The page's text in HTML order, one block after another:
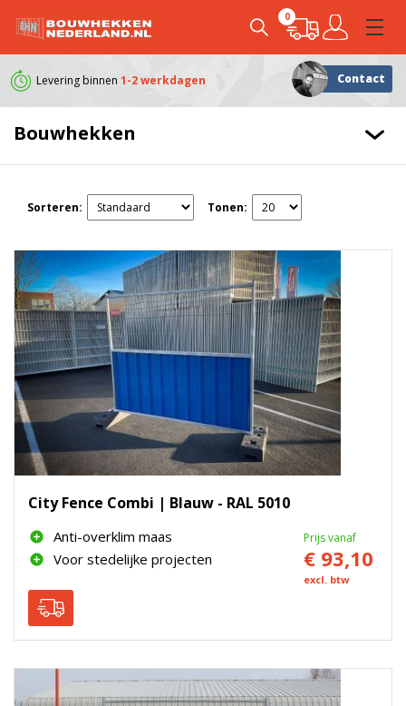
0
Levering binnen1-2 werkdagen Klanten geven ons
Contact
Sorteren: Tonen:
City Fence Combi | Blauw - RAL 5010
Prijs vanaf
€ 93,10
excl. btw
Anti-overklim maas
Voor stedelijke projecten
Bouwhekken